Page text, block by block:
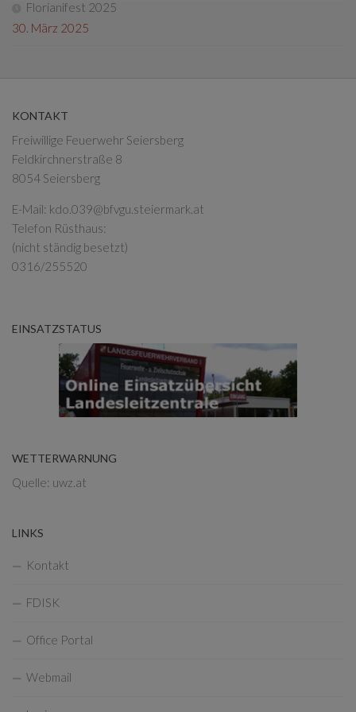
Florianifest 2025
30. März 2025
KONTAKT
Freiwillige Feuerwehr Seiersberg
Feldkirchnerstraße 8
8054 Seiersberg
E-Mail: kdo.039@bfvgu.steiermark.at
Telefon Rüsthaus:
(nicht ständig besetzt)
0316/255520
EINSATZSTATUS
WETTERWARNUNG
Quelle: uwz.at
LINKS
Kontakt
FDISK
Office Portal
Webmail